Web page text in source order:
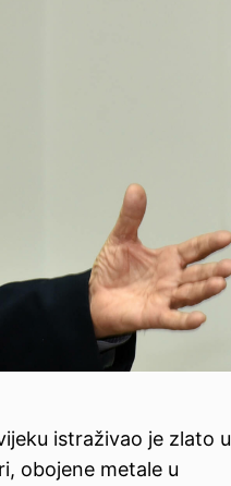
istraživao je zlato u
obojene metale u